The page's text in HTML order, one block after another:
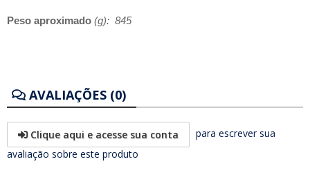
Peso aproximado (g): 845
AVALIAÇÕES (0)
Clique aqui e acesse sua conta
para escrever sua
avaliação sobre este produto